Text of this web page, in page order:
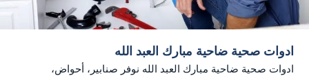
ادوات صحية ضاحية مبارك العبد الله
ادوات صحية ضاحية مبارك العبد الله نوفر صنابير، أحواض،